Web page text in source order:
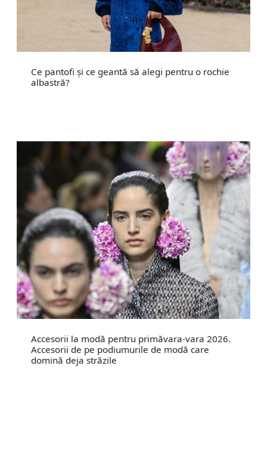
Ce pantofi și ce geantă să alegi pentru o rochie
albastră?
Accesorii la modă pentru primăvara-vara 2026.
Accesorii de pe podiumurile de modă care
domină deja străzile